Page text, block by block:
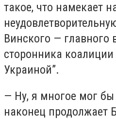
такое, что намекает
Винского — главного
сторонника
Украиной”.
— Ну, я многое мог бы
наконец продолжает